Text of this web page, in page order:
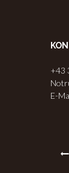
+43
E-